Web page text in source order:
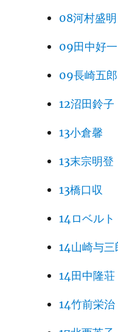
08河村盛明
09田中好一
09長崎五郎
12沼田鈴子
13小倉馨
13末宗明登
13橋口収
14ロベルト
14山崎与三
14田中隆荘
14竹前栄治